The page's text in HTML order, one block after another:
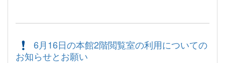
6月16日の本館2階閲覧室の利用についての
お知らせとお願い